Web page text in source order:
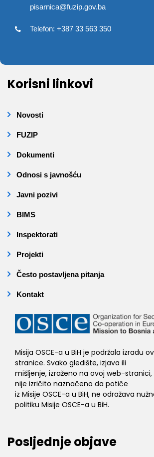
pisarnica@fuzip.gov.ba
Telefon: +387 33 563 350
Korisni linkovi
Novosti
FUZIP
Dokumenti
Odnosi s javnošću
Javni pozivi
BIMS
Inspektorati
Projekti
Često postavljena pitanja
Kontakt
Misija OSCE-a u BiH je podržala izradu
stranice. Svako gledište, izjava ili
mišljenje, izraženo na ovoj web-stranici,
nije izričito naznačeno da potiče
iz Misije OSCE-a u BiH, ne odražava
politiku Misije OSCE-a u BiH.
Posljednje objave